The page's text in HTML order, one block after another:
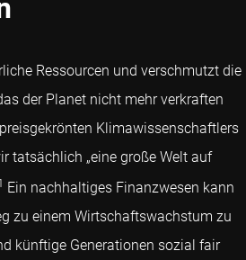
Ressourcen und verschmutzt die
der Planet nicht mehr verkraften
Klimawissenschaftlers
tatsächlich „eine große Welt auf
Ein nachhaltiges Finanzwesen kann
zu einem Wirtschaftswachstum zu
künftige Generationen sozial fair